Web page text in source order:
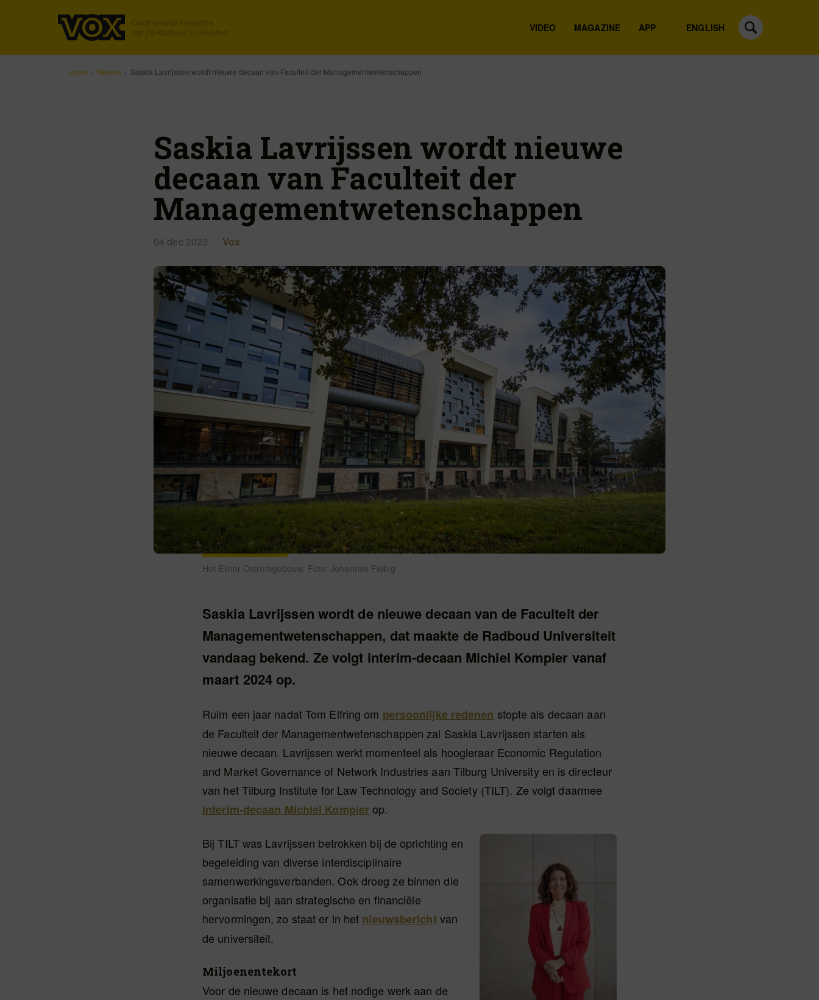
ENGLISH
VIDEO MAGAZINE APP
Home Nieuws Saskia Lavrijssen wordt nieuwe decaan van Faculteit der Managementwetenschappen
Saskia Lavrijssen wordt nieuwe
decaan van Faculteit der
Managementwetenschappen
04 dec 2023 Vox
Het Elinor Ostromgebouw. Foto: Johannes Fiebig
Saskia Lavrijssen wordt de nieuwe decaan van de Faculteit der
Managementwetenschappen, dat maakte de Radboud Universiteit
vandaag bekend. Ze volgt interim-decaan Michiel Kompier vanaf
maart 2024 op.
Ruim een jaar nadat Tom Elfring om persoonlijke redenen stopte als decaan aan
de Faculteit der Managementwetenschappen zal Saskia Lavrijssen starten als
nieuwe decaan. Lavrijssen werkt momenteel als hoogleraar Economic Regulation
and Market Governance of Network Industries aan Tilburg University en is directeur
van het Tilburg Institute for Law Technology and Society (TILT). Ze volgt daarmee
interim-decaan Michiel Kompier op.
Bij TILT was Lavrijssen betrokken bij de oprichting en
begeleiding van diverse interdisciplinaire
samenwerkingsverbanden. Ook droeg ze binnen die
organisatie bij aan strategische en financiële
hervormingen, zo staat er in het nieuwsbericht van
de universiteit.
Miljoenentekort
Voor de nieuwe decaan is het nodige werk aan de